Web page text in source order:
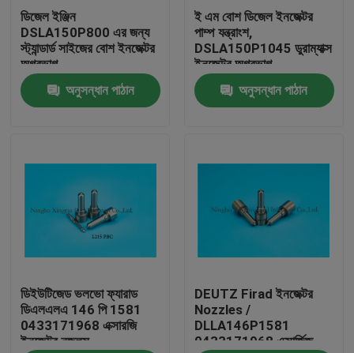
কারখানা ভ্রমণ
মান নিয়ন্ত্রণ
উদ্ধৃতির জন্য আবেদন
Bosch ইনজেকশনের Nozzles
ডেনো ইনজেকশনের Nozzles
ডিজেল ইঞ্জিন
DSLA150P800 এর জন্য
স্ট্যান্ডার্ড সাইজের বোশ ইনজেক্টর
অগ্রভাগ
অনুসন্ধান পাঠান
ই এম বোশ ডিজেল ইনজেক্টর
পাম্প যন্ত্রাংশ,
DSLA150P1045 ডুরাম্যাক্স
ইনজেক্টর অগ্রভাগ
অনুসন্ধান পাঠান
ডিইউটিজেড ভলভো ফ্যারাড
ডিএলএলএ 146 পি 1581
0433171968 এক্সারজি
ইনজেক্টর নজলস
DEUTZ Firad ইনজেক্টর
Nozzles /
DLLA146P1581
0433171968 এক্সার্জিজ